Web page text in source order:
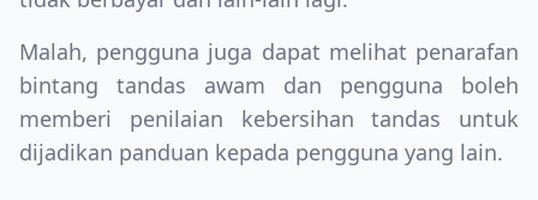
Malah, pengguna juga dapat melihat penarafan
bintang tandas awam dan pengguna boleh
memberi penilaian kebersihan tandas untuk
dijadikan panduan kepada pengguna yang lain.